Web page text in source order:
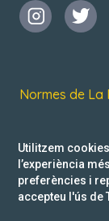
Normes de La
Política de
Reclamacions
Utilitzem
l’experiència
preferències i
accepteu l'ús de